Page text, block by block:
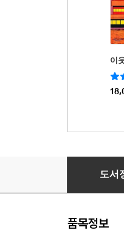
이
근방에 히
도서
품목정보